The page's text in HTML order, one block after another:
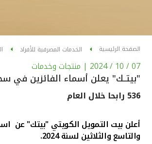
الصفحة الرئيسية الخدمات المصرفية للأفراد
07 / 10 / 2024 | منتجات وخدمات
"بيتــك" يعلن أسماء الفائزين في
536 رابحا خلال العام
أعلن بيت التمويل الكويتي "بيتك" عن
والتاسع والثلاثين لسنة 2024.